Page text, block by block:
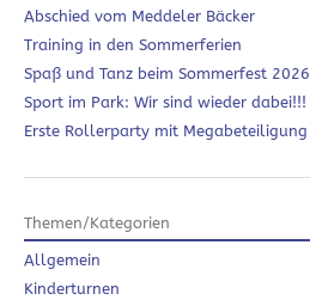
Abschied vom Meddeler Bäcker
Training in den Sommerferien
Spaß und Tanz beim Sommerfest 2026
Sport im Park: Wir sind wieder dabei!!!
Erste Rollerparty mit Megabeteiligung
Themen/Kategorien
Allgemein
Kinderturnen